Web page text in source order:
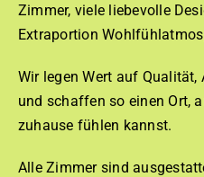
Zimmer, viele liebevolle
Extraportion
Wir legen Wert auf
und schaffen so einen Ort,
zuhause fühlen kannst.
Alle Zimmer sind